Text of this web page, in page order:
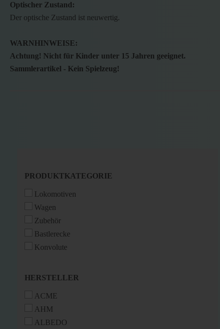
Optischer Zustand:
Der optische Zustand ist neuwertig.
WARNHINWEISE:
Achtung! Nicht für Kinder unter 15 Jahren geeignet.
Sammlerartikel - Kein Spielzeug!
PRODUKTKATEGORIE
PRODUKTKATEGORIE
Lokomotiven
Wagen
Zubehör
Bastlerecke
Konvolute
HERSTELLER
HERSTELLER
ACME
AHM
ALBEDO